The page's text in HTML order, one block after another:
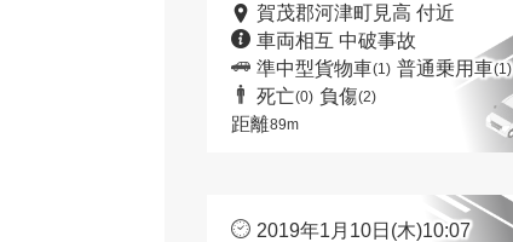
賀茂郡河津町見高 付近
車両相互 中破事故
準中型貨物車(1) 普通乗用車(1)
死亡(0) 負傷(2)
距離89m
2019年1月10日(木)10:07